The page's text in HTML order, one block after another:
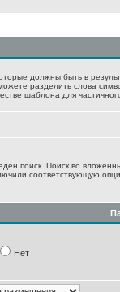
должны быть в
разделить слова
шаблона для
поиск. Поиск во
соответствующую
Нет